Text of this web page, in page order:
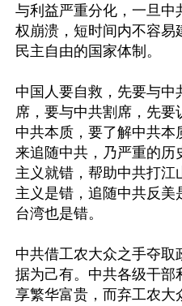
与利益严重分化，一旦中
权崩溃，短时间内不容易
民主自由的国家体制。
中国人要自救，先要与中
席，要与中共割席，先要
中共本质，要了解中共
来追随中共，乃严重的历
主义就错，帮助中共打江
主义是错，追随中共反美
台湾也是错。
中共借工农大众之手夺取
据为己有。中共各级干部
享繁华富贵，而弃工农大